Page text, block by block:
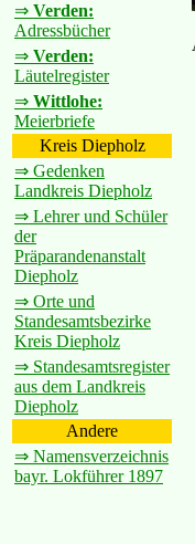
⇒ Verden:
Adressbücher
⇒ Verden:
Läutelregister
⇒ Wittlohe:
Meierbriefe
Kreis Diepholz
⇒ Gedenken
Landkreis Diepholz
⇒ Lehrer und Schüler
der
Präparandenanstalt
Diepholz
⇒ Orte und
Standesamtsbezirke
Kreis Diepholz
⇒ Standesamtsregister
aus dem Landkreis
Diepholz
Andere
⇒ Namensverzeichnis
bayr. Lokführer 1897